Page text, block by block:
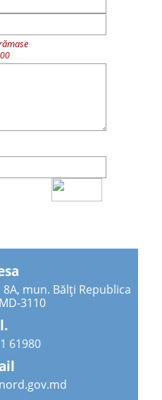
mun. Bălți Republica
3110
61980